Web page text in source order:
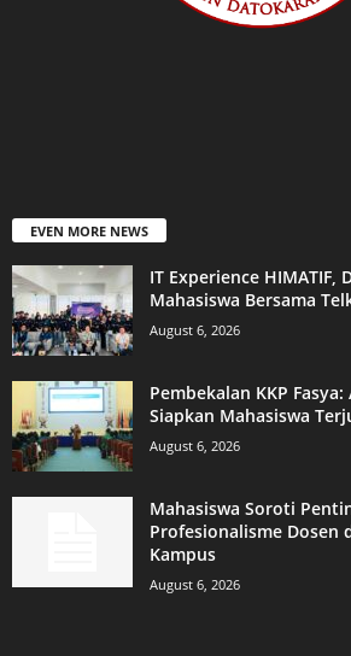
EVEN MORE NEWS
IT Experience HIMATIF,
Mahasiswa Bersama
August 6, 2026
Pembekalan KKP
Siapkan Mahasiswa
August 6, 2026
Mahasiswa Soroti
Profesionalisme Dosen
Kampus
August 6, 2026